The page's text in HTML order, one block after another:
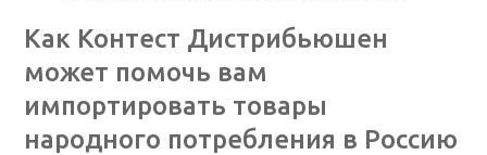
Как Контест Дистрибьюшен
может помочь вам
импортировать товары
народного потребления в Россию